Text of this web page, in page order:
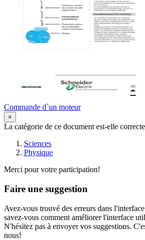
Commande d`un moteur
×
La catégorie de ce document est-elle
Sciences
Physique
Merci pour votre participation!
Faire une suggestion
Avez-vous trouvé des erreurs dans
savez-vous comment améliorer l'interface
N'hésitez pas à envoyer vos suggestions.
nous!